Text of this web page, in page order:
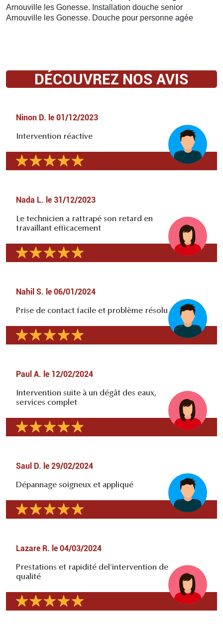
Arnouville les Gonesse. Installation douche senior
Arnouville les Gonesse. Douche pour personne agée
DÉCOUVREZ NOS AVIS
Ninon D. le 01/12/2023
Intervention réactive
Nada L. le 31/12/2023
Le technicien a rattrapé son retard en
travaillant efficacement
Nahil S. le 06/01/2024
Prise de contact facile et problème résolu
Paul A. le 12/02/2024
Intervention suite à un dégât des eaux,
services complet
Saul D. le 29/02/2024
Dépannage soigneux et appliqué
Lazare R. le 04/03/2024
Prestations et rapidité del'intervention de
qualité